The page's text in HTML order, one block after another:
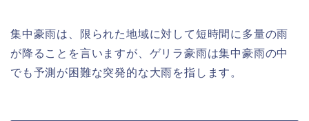
集中豪雨は、限られた地域に対して短時間に多量の雨
が降ることを言いますが、ゲリラ豪雨は集中豪雨の中
でも予測が困難な突発的な大雨を指します。